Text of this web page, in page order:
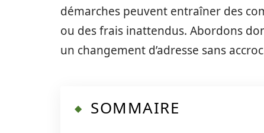
démarches peuvent entraîner des
ou des frais inattendus. Abordons
un changement d’adresse sans
SOMMAIRE